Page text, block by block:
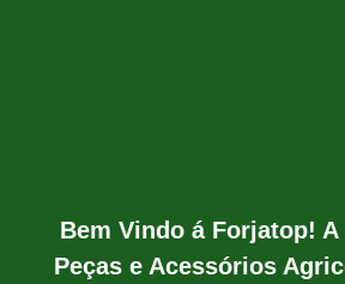
Bem Vindo á Forjatop!
Peças e Acessórios